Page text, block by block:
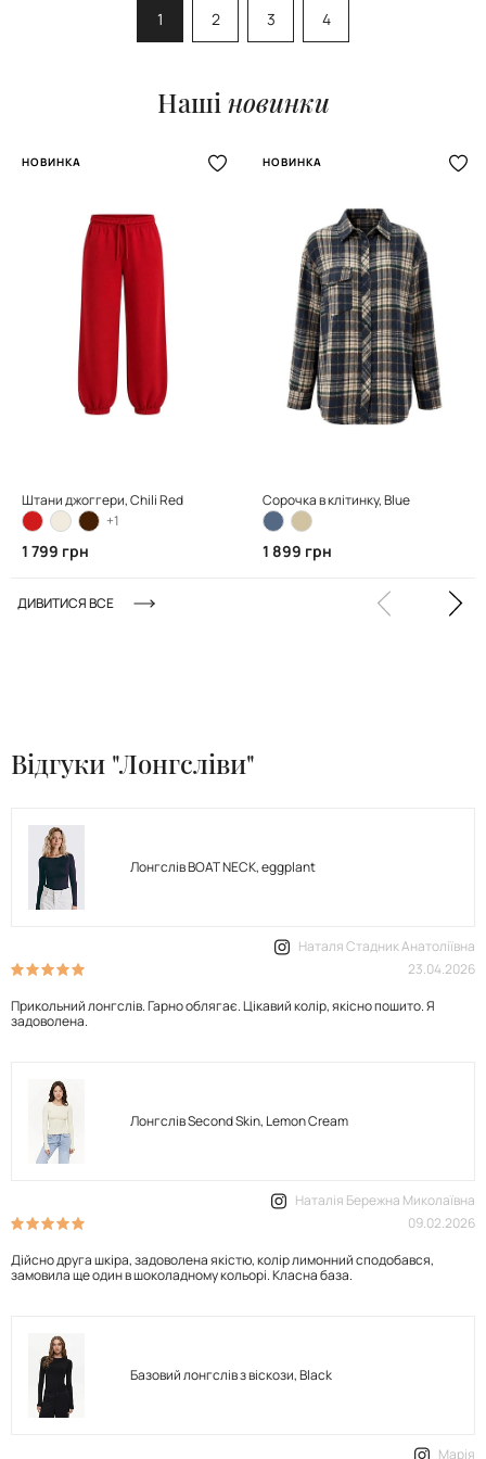
1 2 3 4
Наші новинки
ДИВИТИСЯ ВСЕ
НОВИНКА
Штани джоггери, Chili Red
+1
1 799 грн
НОВИНКА
Сорочка в клітинку, Blue
1 899 грн
Відгуки "Лонгсліви"
Лонгслів BOAT NECK, eggplant
Наталя Стадник Анатоліївна
23.04.2026
Прикольний лонгслів. Гарно облягає. Цікавий колір, якісно пошито. Я
задоволена.
Лонгслів Second Skin, Lemon Cream
Наталія Бережна Миколаївна
09.02.2026
Дійсно друга шкіра, задоволена якістю, колір лимонний сподобався,
замовила ще один в шоколадному кольорі. Класна база.
Базовий лонгслів з віскози, Black
Марія